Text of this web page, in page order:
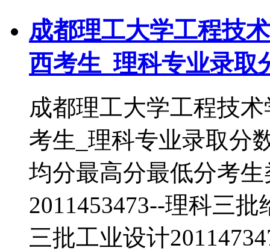
成都理工大学工程技
西考生_理科专业录取
成都理工大学工程技
考生_理科专业录取分
均分最高分最低分考
2011453473--理科三
三批工业设计